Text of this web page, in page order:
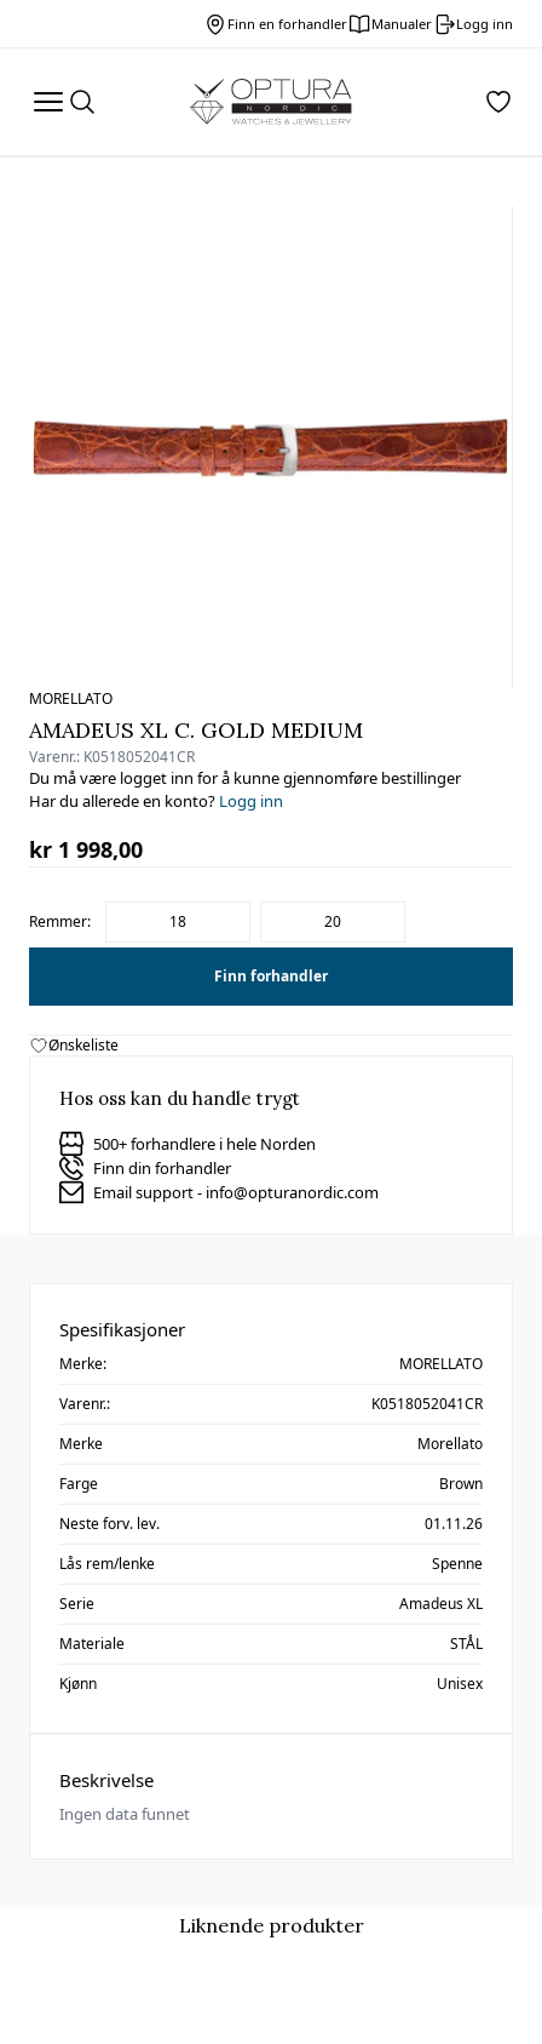
Finn en forhandler Manualer Logg inn
MORELLATO
AMADEUS XL C. GOLD MEDIUM
Varenr.: K0518052041CR
Du må være logget inn for å kunne gjennomføre bestillinger
Har du allerede en konto? Logg inn
kr 1 998,00
Remmer: 18 20
Finn forhandler
Ønskeliste
Hos oss kan du handle trygt
500+ forhandlere i hele Norden
Finn din forhandler
Email support - info@opturanordic.com
Beskrivelse
Ingen data funnet
Spesifikasjoner
Merke:
MORELLATO
Varenr.:
K0518052041CR
Merke
Morellato
Farge
Brown
Neste forv. lev.
01.11.26
Lås rem/lenke
Spenne
Serie
Amadeus XL
Materiale
STÅL
Kjønn
Unisex
Liknende produkter